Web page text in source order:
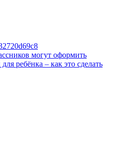
могут оформить
ребёнка – как это сделать